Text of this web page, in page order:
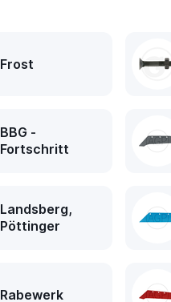
Frost
BBG -
Fortschritt
Landsberg,
Pöttinger
Rabewerk